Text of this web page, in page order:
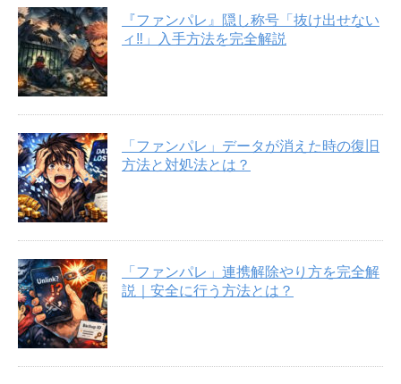
『ファンパレ』隠し称号「抜け出せない
ィ‼︎」入手方法を完全解説
「ファンパレ」データが消えた時の復旧
方法と対処法とは？
「ファンパレ」連携解除やり方を完全解
説｜安全に行う方法とは？